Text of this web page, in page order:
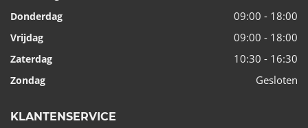
Donderdag 09:00 - 18:00
Vrijdag 09:00 - 18:00
Zaterdag 10:30 - 16:30
Zondag Gesloten
KLANTENSERVICE